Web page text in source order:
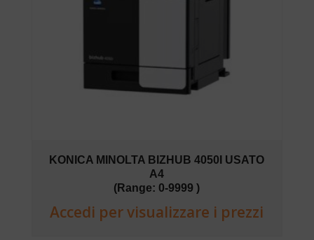
KONICA MINOLTA BIZHUB 4050I USATO
A4
(Range: 0-9999 )
Accedi per visualizzare i prezzi